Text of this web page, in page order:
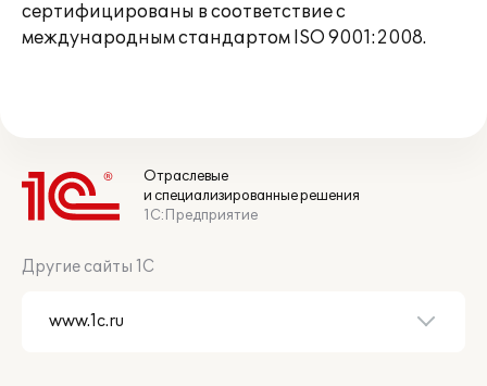
сертифицированы в соответствие с
международным стандартом ISO 9001:2008.
Отраслевые
и специализированные решения
1С:Предприятие
Другие сайты 1С